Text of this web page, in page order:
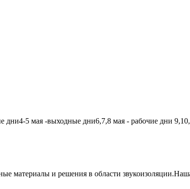
5 мая -выходные дни6,7,8 мая - рабочие дни
материалы и решения в области